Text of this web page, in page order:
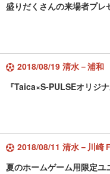
盛りだくさんの来場者プレ
2018/08/19 清水－浦和
『Taica×S-PULSEオリジ
2018/08/11 清水－川崎Ｆ
夏のホームゲーム用限定ユ